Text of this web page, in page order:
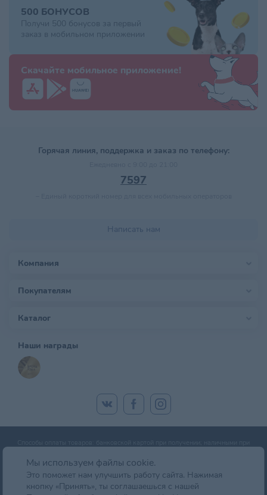
500 БОНУСОВ
Получи 500 бонусов за первый
заказ в мобильном приложении
Скачайте мобильное приложение!
Горячая линия, поддержка и заказ по телефону:
7597
Написать нам
Компания
Покупателям
Каталог
Наши награды
© zoobazar.by 2026 | ООО «Ветзообазар», УНП 192636458 | г. Минск, пр-т
Мы используем файлы cookie.
Это поможет нам улучшить работу сайта. Нажимая
кнопку «Принять», ты соглашаешься с нашей